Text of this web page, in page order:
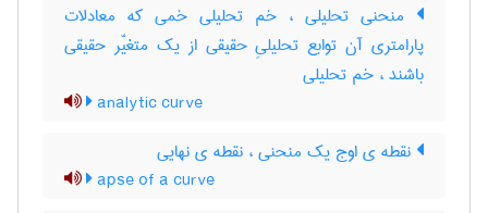
منحنی تحلیلی ، خم تحلیلی خمی که معادلات
پارامتری آن توابع تحلیلیِ حقیقی از یک متغیّر حقیقی
باشند ، خم تحلیلی
analytic curve
نقطه ی اوج یک منحنی ، نقطه ی نهایی
apse of a curve